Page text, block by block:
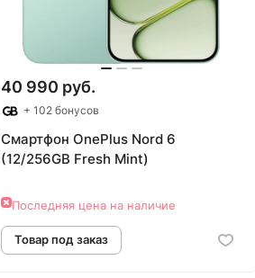
40 990 руб.
+ 102 бонусов
Смартфон OnePlus Nord 6
(12/256GB Fresh Mint)
Последняя цена на наличие